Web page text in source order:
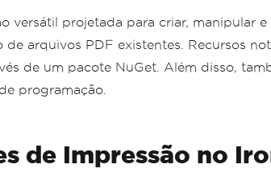
versátil projetada para criar, manipular
de arquivos PDF existentes. Recursos
de um pacote NuGet. Além disso,
programação.
de Impressão no